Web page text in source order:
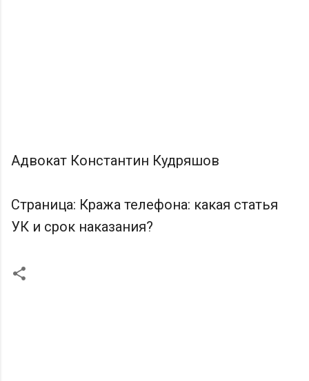
Адвокат Константин Кудряшов
Страница: Кража телефона: какая статья
УК и срок наказания?